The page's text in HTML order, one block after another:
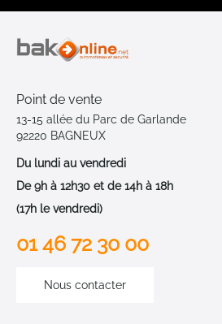
Point de vente
13-15 allée du Parc de Garlande
92220 BAGNEUX
Du lundi au vendredi
De 9h à 12h30 et de 14h à 18h
(17h le vendredi)
01 46 72 30 00
Nous contacter